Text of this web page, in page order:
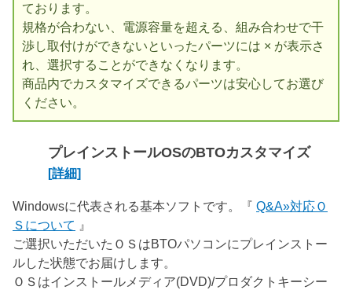
ております。
規格が合わない、電源容量を超える、組み合わせで干
渉し取付けができないといったパーツには × が表示さ
れ、選択することができなくなります。
商品内でカスタマイズできるパーツは安心してお選び
ください。
プレインストールOSのBTOカスタマイズ
[詳細]
Windowsに代表される基本ソフトです。『 Q&A»対応Ｏ
Ｓについて 』
ご選択いただいたＯＳはBTOパソコンにプレインストー
ルした状態でお届けします。
ＯＳはインストールメディア(DVD)/プロダクトキーシー